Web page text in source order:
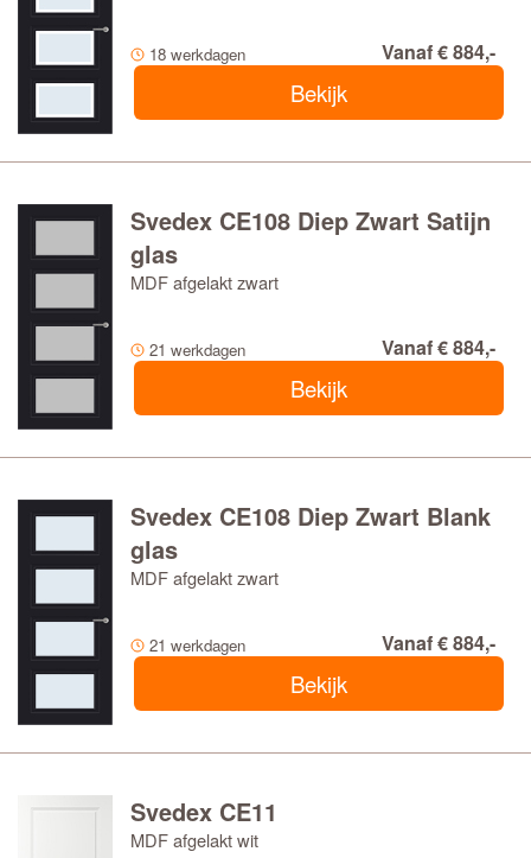
18 werkdagen Vanaf € 884,-
Bekijk
Svedex CE108 Diep Zwart Satijn
glas
MDF afgelakt zwart
21 werkdagen Vanaf € 884,-
Bekijk
Svedex CE108 Diep Zwart Blank
glas
MDF afgelakt zwart
21 werkdagen Vanaf € 884,-
Bekijk
Svedex CE11
MDF afgelakt wit